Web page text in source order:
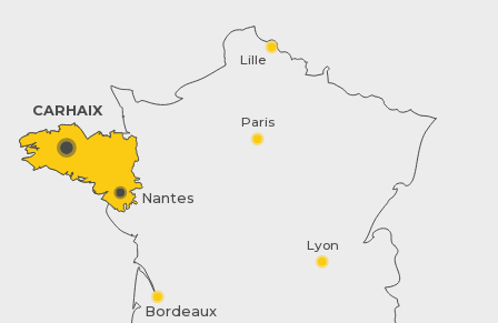
Paris
Lyon
Lille
Bordeaux
Nantes
CARHAIX